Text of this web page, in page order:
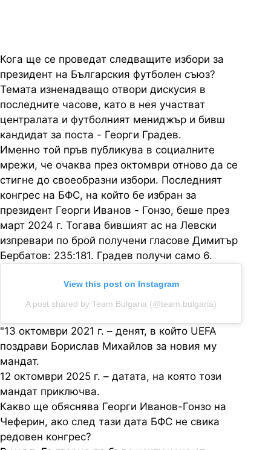
Кога ще се проведат следващите избори за
президент на Българския футболен съюз?
Темата изненадващо отвори дискусия в
последните часове, като в нея участват
централата и футболният мениджър и бивш
кандидат за поста - Георги Градев.
Именно той пръв публикува в социалните
мрежи, че очаква през октомври отново да се
стигне до своеобразни избори. Последният
конгрес на БФС, на който бе избран за
президент Георги Иванов - Гонзо, беше през
март 2024 г. Тогава бившият ас на Левски
изпревари по брой получени гласове Димитър
Бербатов: 235:181. Градев получи само 6.
View this post on Instagram
A post shared by Team Bulgaria (@team.bulgaria)
"13 октомври 2021 г. – денят, в който UEFA
поздрави Борислав Михайлов за новия му
мандат.
12 октомври 2025 г. – датата, на която този
мандат приключва.
Какво ще обяснява Георги Иванов-Гонзо на
Чеферин, ако след тази дата БФС не свика
редовен конгрес?